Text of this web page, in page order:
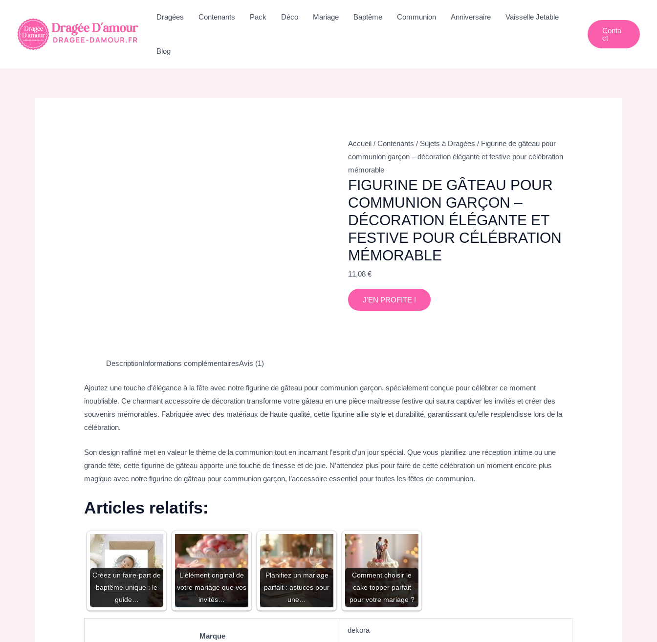
contenu
Dragées Contenants Pack Déco Mariage Baptême Communion Anniversaire Vaisselle Jetable
Blog
Conta
Ct
Accueil / Contenants / Sujets à Dragées / Figurine de gâteau pour
communion garçon – décoration élégante et festive pour célébration
mémorable
FIGURINE DE GÂTEAU POUR
COMMUNION GARÇON –
DÉCORATION ÉLÉGANTE ET
FESTIVE POUR CÉLÉBRATION
MÉMORABLE
11,08 €
J'EN PROFITE !
DescriptionInformations complémentairesAvis (1)
Ajoutez une touche d’élégance à la fête avec notre figurine de gâteau pour communion garçon, spécialement conçue pour célébrer ce moment
inoubliable. Ce charmant accessoire de décoration transforme votre gâteau en une pièce maîtresse festive qui saura captiver les invités et créer des
souvenirs mémorables. Fabriquée avec des matériaux de haute qualité, cette figurine allie style et durabilité, garantissant qu’elle resplendisse lors de la
célébration.
Son design raffiné met en valeur le thème de la communion tout en incarnant l’esprit d’un jour spécial. Que vous planifiez une réception intime ou une
grande fête, cette figurine de gâteau apporte une touche de finesse et de joie. N’attendez plus pour faire de cette célébration un moment encore plus
magique avec notre figurine de gâteau pour communion garçon, l’accessoire essentiel pour toutes les fêtes de communion.
Articles relatifs:
Créez un faire-part de
baptême unique : le
guide…
L'élément original de
votre mariage que vos
invités…
Planifiez un mariage
parfait : astuces pour
une…
Comment choisir le
cake topper parfait
pour votre mariage ?
Marque
dekora